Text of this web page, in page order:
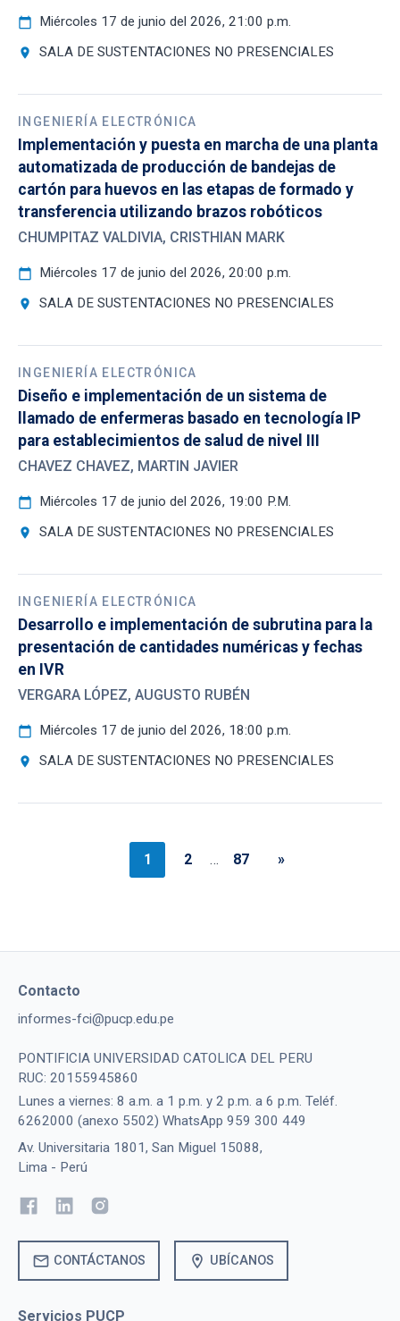
calendar_today Miércoles 17 de junio del 2026, 21:00 p.m.
location_on SALA DE SUSTENTACIONES NO PRESENCIALES
INGENIERÍA ELECTRÓNICA
Implementación y puesta en marcha de una planta
automatizada de producción de bandejas de
cartón para huevos en las etapas de formado y
transferencia utilizando brazos robóticos
CHUMPITAZ VALDIVIA, CRISTHIAN MARK
calendar_today Miércoles 17 de junio del 2026, 20:00 p.m.
location_on SALA DE SUSTENTACIONES NO PRESENCIALES
INGENIERÍA ELECTRÓNICA
Diseño e implementación de un sistema de
llamado de enfermeras basado en tecnología IP
para establecimientos de salud de nivel III
CHAVEZ CHAVEZ, MARTIN JAVIER
calendar_today Miércoles 17 de junio del 2026, 19:00 P.M.
location_on SALA DE SUSTENTACIONES NO PRESENCIALES
INGENIERÍA ELECTRÓNICA
Desarrollo e implementación de subrutina para la
presentación de cantidades numéricas y fechas
en IVR
VERGARA LÓPEZ, AUGUSTO RUBÉN
calendar_today Miércoles 17 de junio del 2026, 18:00 p.m.
location_on SALA DE SUSTENTACIONES NO PRESENCIALES
1 2 … 87 »
Contacto
informes-fci@pucp.edu.pe
PONTIFICIA UNIVERSIDAD CATOLICA DEL PERU
RUC: 20155945860
Lunes a viernes: 8 a.m. a 1 p.m. y 2 p.m. a 6 p.m. Teléf.
6262000 (anexo 5502) WhatsApp 959 300 449
Av. Universitaria 1801, San Miguel 15088,
Lima - Perú
mail CONTÁCTANOS location_on UBÍCANOS
Servicios PUCP